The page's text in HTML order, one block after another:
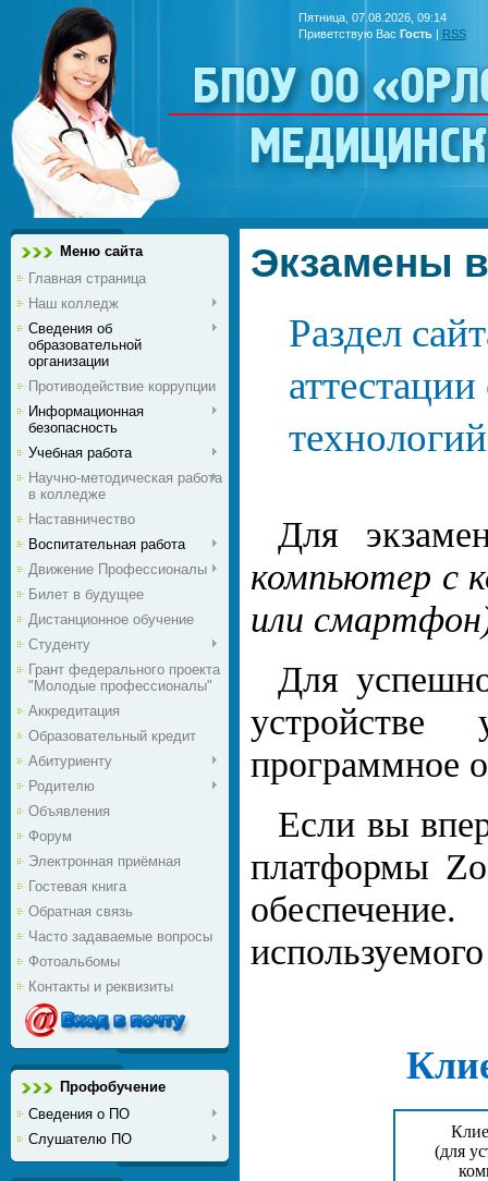
Пятница, 07.08.2026, 09:14
Приветствую Вас Гость | RSS
БПОУ ОО
Меню сайта
Главная страница
Наш колледж
Сведения об
образовательной
организации
Противодействие коррупции
Информационная
безопасность
Учебная работа
Научно-методическая работа
в колледже
Наставничество
Воспитательная работа
Движение Профессионалы
Билет в будущее
Дистанционное обучение
Студенту
Грант федерального проекта
"Молодые профессионалы"
Аккредитация
Образовательный кредит
Абитуриенту
Родителю
Объявления
Форум
Электронная приёмная
Гостевая книга
Обратная связь
Часто задаваемые вопросы
Фотоальбомы
Контакты и реквизиты
Профобучение
Сведения о ПО
Слушателю ПО
Экзамены
Раздел
Для
компьютер с
или
Для
устройстве
программное
Если вы
платформы
(для